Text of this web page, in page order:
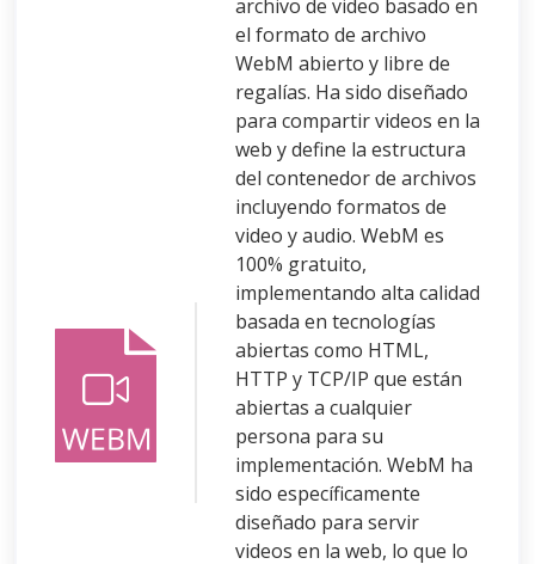
archivo de video basado en
el formato de archivo
WebM abierto y libre de
regalías. Ha sido diseñado
para compartir videos en la
web y define la estructura
del contenedor de archivos
incluyendo formatos de
video y audio. WebM es
100% gratuito,
implementando alta calidad
basada en tecnologías
abiertas como HTML,
HTTP y TCP/IP que están
abiertas a cualquier
persona para su
implementación. WebM ha
sido específicamente
diseñado para servir
videos en la web, lo que lo